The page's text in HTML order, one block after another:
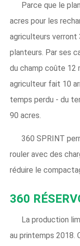
Parce que le
acres pour les
agriculteurs verront
planteurs. Par ses
du champ coûte 12
agriculteur fait 10
temps perdu - du
90 acres.
360 SPRINT
rouler avec des
réduire le
360
La production
au printemps 2018.